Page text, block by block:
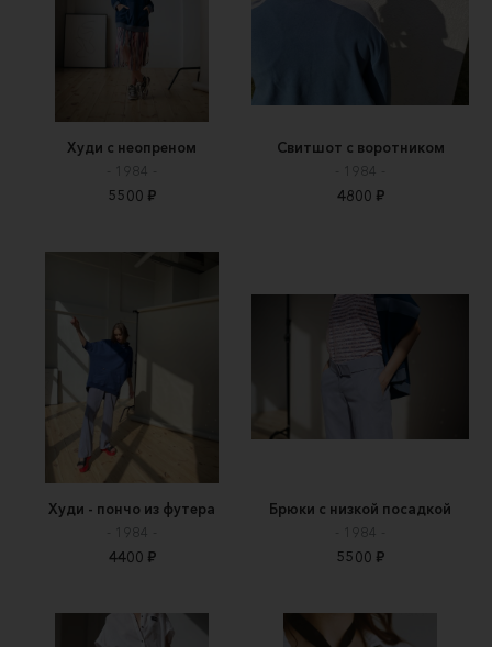
Худи с неопреном
- 1984 -
5500 ₽
Свитшот с воротником
- 1984 -
4800 ₽
Худи - пончо из футера
- 1984 -
4400 ₽
Брюки с низкой посадкой
- 1984 -
5500 ₽